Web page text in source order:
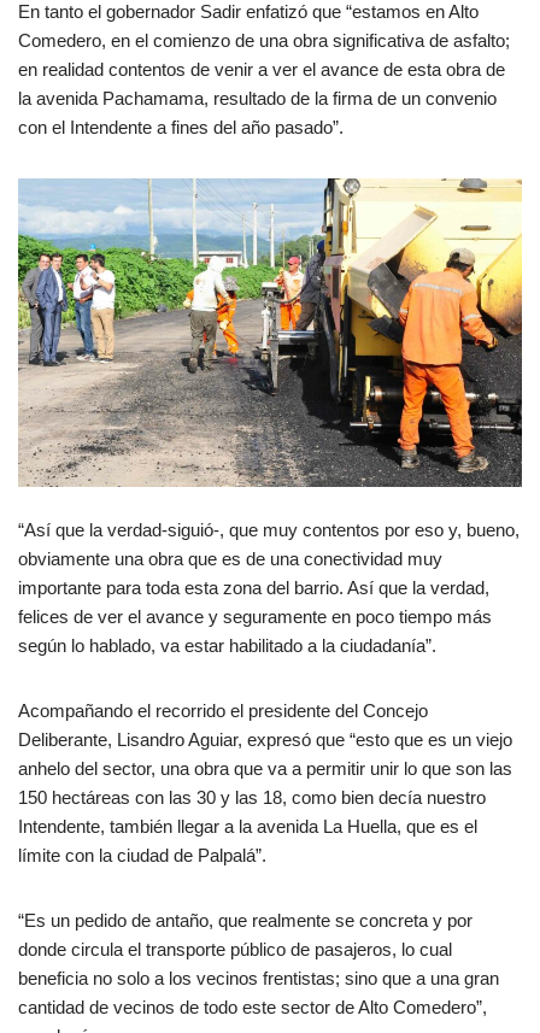
En tanto el gobernador Sadir enfatizó que “estamos en Alto
Comedero, en el comienzo de una obra significativa de asfalto;
en realidad contentos de venir a ver el avance de esta obra de
la avenida Pachamama, resultado de la firma de un convenio
con el Intendente a fines del año pasado”.
“Así que la verdad-siguió-, que muy contentos por eso y, bueno,
obviamente una obra que es de una conectividad muy
importante para toda esta zona del barrio. Así que la verdad,
felices de ver el avance y seguramente en poco tiempo más
según lo hablado, va estar habilitado a la ciudadanía”.
Acompañando el recorrido el presidente del Concejo
Deliberante, Lisandro Aguiar, expresó que “esto que es un viejo
anhelo del sector, una obra que va a permitir unir lo que son las
150 hectáreas con las 30 y las 18, como bien decía nuestro
Intendente, también llegar a la avenida La Huella, que es el
límite con la ciudad de Palpalá”.
“Es un pedido de antaño, que realmente se concreta y por
donde circula el transporte público de pasajeros, lo cual
beneficia no solo a los vecinos frentistas; sino que a una gran
cantidad de vecinos de todo este sector de Alto Comedero”,